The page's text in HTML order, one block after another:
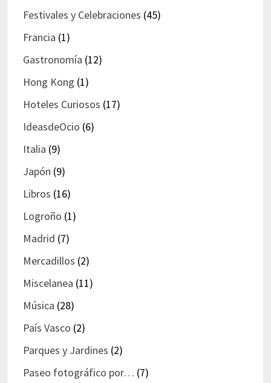
Festivales y Celebraciones (45)
Francia (1)
Gastronomía (12)
Hong Kong (1)
Hoteles Curiosos (17)
IdeasdeOcio (6)
Italia (9)
Japón (9)
Libros (16)
Logroño (1)
Madrid (7)
Mercadillos (2)
Miscelanea (11)
Música (28)
País Vasco (2)
Parques y Jardines (2)
Paseo fotográfico por… (7)